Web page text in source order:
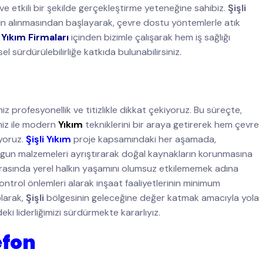
ve etkili bir şekilde gerçekleştirme yeteneğine sahibiz. Şişli
başlayarak, çevre dostu yöntemlerle atık
Firmalarıiçinden bizimle çalışarak hem iş sağlığı
sürdürülebilirliğe katkıda bulunabilirsiniz.
profesyonellik ve titizlikle dikkat çekiyoruz. Bu süreçte,
ile modern Yıkım tekniklerini bir araya getirerek hem çevre
Şişli Yıkım proje kapsamındaki her aşamada,
malzemeleri ayrıştırarak doğal kaynakların korunmasına
yerel halkın yaşamını olumsuz etkilememek adına
önlemleri alarak inşaat faaliyetlerinin minimum
Şişlibölgesinin geleceğine değer katmak amacıyla yola
liderliğimizi sürdürmekte kararlıyız.